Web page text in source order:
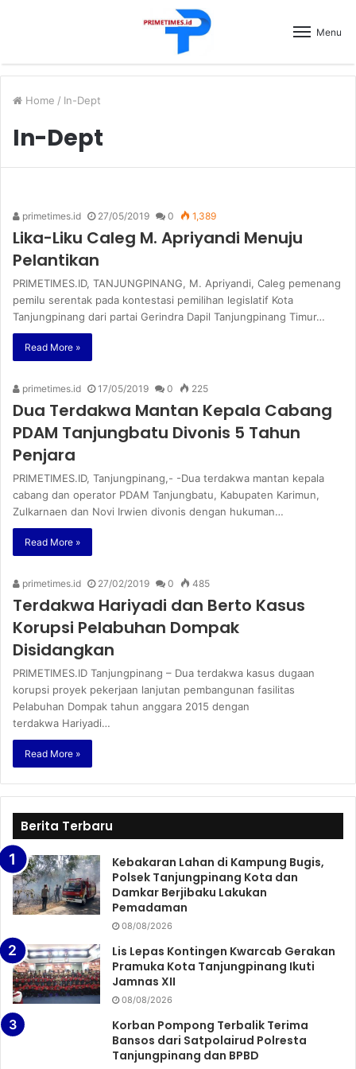
Menu
Home / In-Dept
In-Dept
primetimes.id 27/05/2019 0 1,389
Lika-Liku Caleg M. Apriyandi Menuju
Pelantikan
PRIMETIMES.ID, TANJUNGPINANG, M. Apriyandi, Caleg pemenang
pemilu serentak pada kontestasi pemilihan legislatif Kota
Tanjungpinang dari partai Gerindra Dapil Tanjungpinang Timur…
Read More »
primetimes.id 17/05/2019 0 225
Dua Terdakwa Mantan Kepala Cabang
PDAM Tanjungbatu Divonis 5 Tahun
Penjara
PRIMETIMES.ID, Tanjungpinang,- -Dua terdakwa mantan kepala
cabang dan operator PDAM Tanjungbatu, Kabupaten Karimun,
Zulkarnaen dan Novi Irwien divonis dengan hukuman…
Read More »
primetimes.id 27/02/2019 0 485
Terdakwa Hariyadi dan Berto Kasus
Korupsi Pelabuhan Dompak
Disidangkan
PRIMETIMES.ID Tanjungpinang – Dua terdakwa kasus dugaan
korupsi proyek pekerjaan lanjutan pembangunan fasilitas
Pelabuhan Dompak tahun anggara 2015 dengan
terdakwa Hariyadi…
Read More »
Berita Terbaru
Kebakaran Lahan di Kampung Bugis,
Polsek Tanjungpinang Kota dan
Damkar Berjibaku Lakukan
Pemadaman
08/08/2026
Lis Lepas Kontingen Kwarcab Gerakan
Pramuka Kota Tanjungpinang Ikuti
Jamnas XII
08/08/2026
Korban Pompong Terbalik Terima
Bansos dari Satpolairud Polresta
Tanjungpinang dan BPBD